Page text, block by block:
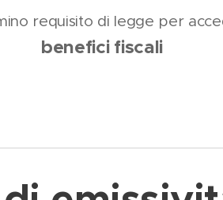
requisito di legge per
benefici fiscali